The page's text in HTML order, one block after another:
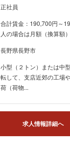
正社員
合計賃金：190,700円～
人の場合は月額（換算額
長野県長野市
小型（２トン）または中
転して、支店近郊の工場
荷（荷物...
求人情報詳細へ